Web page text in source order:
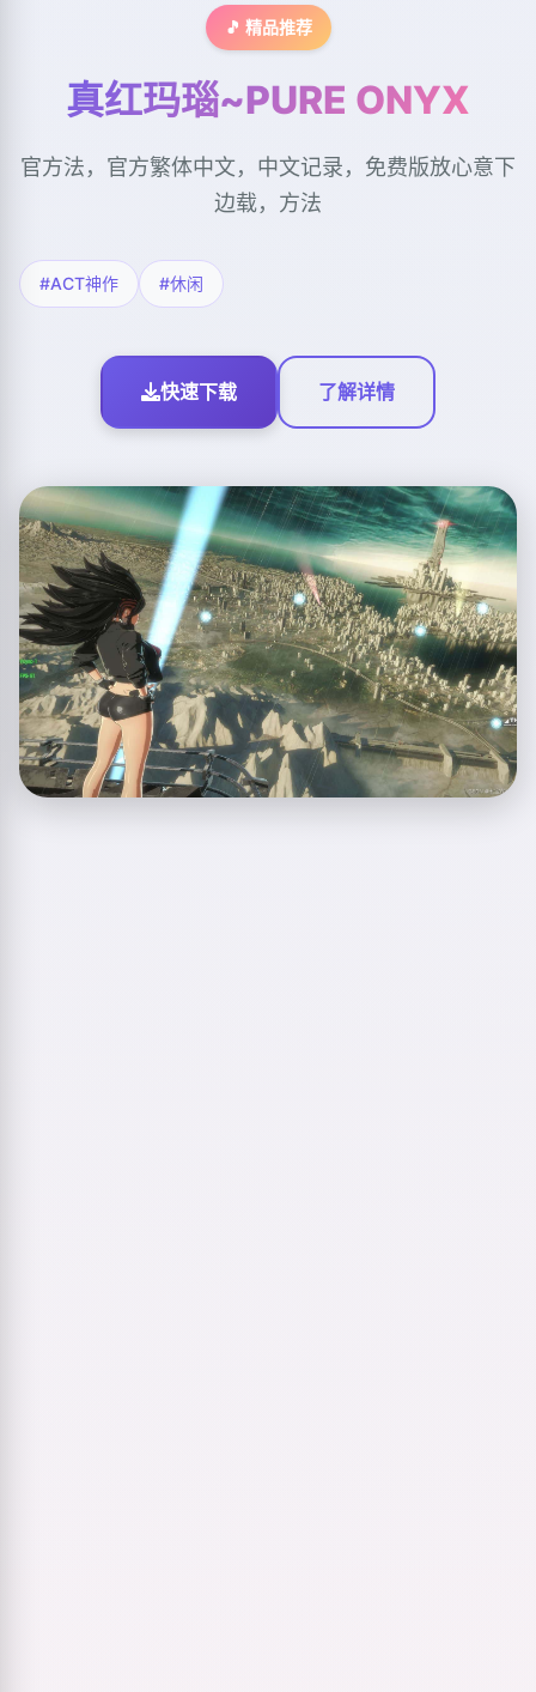
🎵 精品推荐
真红玛瑙~PURE ONYX
官方法，官方繁体中文，中文记录，免费版放心意下
边载，方法
#ACT神作 #休闲
快速下载 了解详情